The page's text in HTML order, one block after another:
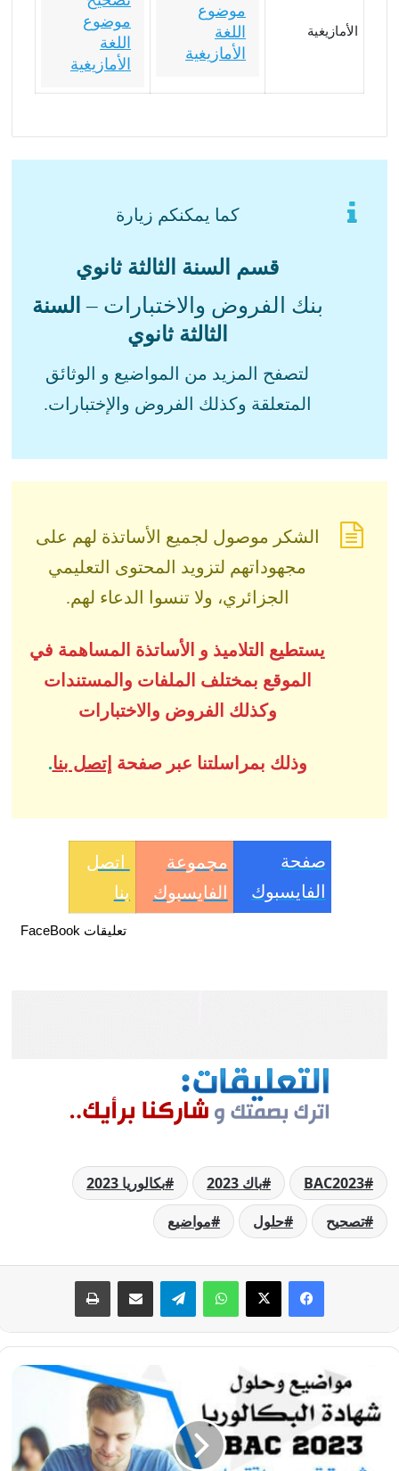
الأمازيغية
موضوع
اللغة
الأمازيغية
موضوع
اللغة
الأمازيغية
كما يمكنكم زيارة
قسم السنة الثالثة ثانوي
بنك الفروض والاختبارات – السنة
الثالثة ثانوي
لتصفح المزيد من المواضيع و الوثائق
المتعلقة وكذلك الفروض والإختبارات.
الشكر موصول لجميع الأساتذة لهم على
مجهوداتهم لتزويد المحتوى التعليمي
الجزائري، ولا تنسوا الدعاء لهم.
يستطيع التلاميذ و الأساتذة المساهمة في
الموقع بمختلف الملفات والمستندات
وكذلك الفروض والاختبارات
وذلك بمراسلتنا عبر صفحة إتصل بنا.
صفحة
الفايسبوك
مجموعة
الفايسبوك
اتصل
بنا
تعليقات FaceBook
BAC2023 باك 2023
بكالوريا 2023
تصحيح
حلول مواضيع
فيسبوك
‫X واتسابتيلقراممشاركة عبر البريد طباعة
موضوع
الفلسفة
بكالوريا
2023